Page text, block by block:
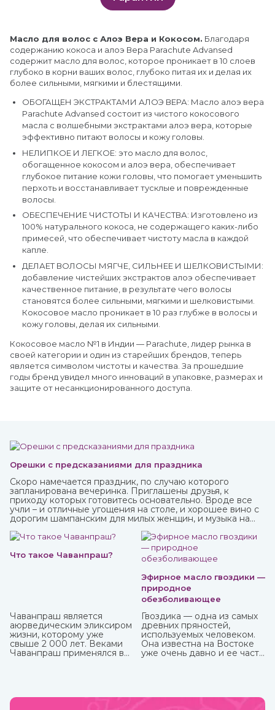
Масло для волос с Алоэ Вера и Кокосом. Благодаря
содержанию кокоса и алоэ Вера Parachute Advansed
содержит масло для волос, которое проникает в 10 слоев
глубоко в корни ваших волос, глубоко питая их и делая их
более сильными, мягкими и блестящими.
ОБОГАЩЕН ЭКСТРАКТАМИ АЛОЭ ВЕРА: Масло алоэ вера
Parachute Advansed состоит из чистого кокосового
масла с волшебными экстрактами алоэ вера, которые
эффективно питают волосы и кожу головы.
НЕЛИПКОЕ И ЛЕГКОЕ: это масло для волос,
обогащенное кокосом и алоэ вера, обеспечивает
глубокое питание кожи головы, что помогает уменьшить
перхоть и восстанавливает тусклые и поврежденные
волосы.
ОБЕСПЕЧЕНИЕ ЧИСТОТЫ И КАЧЕСТВА: Изготовлено из
100% натурального кокоса, не содержащего каких-либо
примесей, что обеспечивает чистоту масла в каждой
капле.
ДЕЛАЕТ ВОЛОСЫ МЯГЧЕ, СИЛЬНЕЕ И ШЕЛКОВИСТЫМИ:
добавление чистейших экстрактов алоэ обеспечивает
качественное питание, в результате чего волосы
становятся более сильными, мягкими и шелковистыми.
Кокосовое масло проникает в 10 раз глубже в волосы и
кожу головы, делая их сильными.
Кокосовое масло №1 в Индии — Parachute, лидер рынка в
своей категории и один из старейших брендов, теперь
является символом чистоты и качества. За прошедшие
годы бренд увидел много инноваций в упаковке, размерах и
защите от несанкционированного доступа.
Орешки с предсказаниями для праздника
Скоро намечается праздник, по случаю которого
запланирована вечеринка. Приглашены друзья, к
приходу которых готовитесь основательно. Вроде все
учли – и отличные угощения на столе, и хорошее вино с
дорогим шампанским для милых женщин, и музыка на
интересного и необычного развлечения, которое
должно прийтись по нраву всем.
Что такое Чаванпраш?
Чаванпраш является
аюрведическим эликсиром
жизни, которому уже
свыше 2 000 лет. Веками
Чаванпраш применялся в
систему организма.
Эфирное масло гвоздики —
природное
обезболивающее
Гвоздика — одна из самых
древних пряностей,
используемых человеком.
Она известна на Востоке
уже очень давно и ее часто